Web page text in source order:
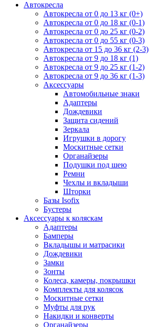
Автокресла
Автокресла от 0 до 13 кг (0+)
Автокресла от 0 до 18 кг (0-1)
Автокресла от 0 до 25 кг (0-2)
Автокресла от 0 до 55 кг (0-3)
Автокресла от 15 до 36 кг (2-3)
Автокресла от 9 до 18 кг (1)
Автокресла от 9 до 25 кг (1-2)
Автокресла от 9 до 36 кг (1-3)
Аксессуары
Автомобильные знаки
Адаптеры
Дождевики
Защита сидений
Зеркала
Игрушки в дорогу
Москитные сетки
Органайзеры
Подушки под шею
Ремни
Чехлы и вкладыши
Шторки
Базы Isofix
Бустеры
Аксессуары к коляскам
Адаптеры
Бамперы
Вкладышы и матрасики
Дождевики
Замки
Зонты
Колеса, камеры, покрышки
Комплекты для колясок
Москитные сетки
Муфты для рук
Накидки и конверты
Органайзеры